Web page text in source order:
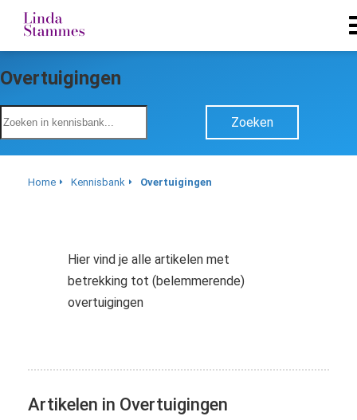
Overtuigingen
Zoeken
Home Kennisbank Overtuigingen
Hier vind je alle artikelen met
betrekking tot (belemmerende)
overtuigingen
Artikelen in Overtuigingen